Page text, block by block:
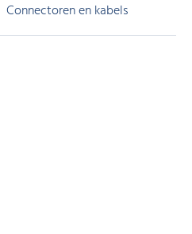
Connectoren en kabels